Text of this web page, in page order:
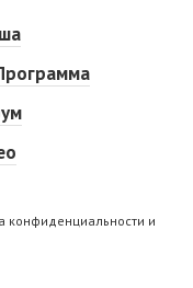
конфиденциальности и